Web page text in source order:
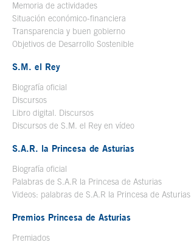
Memoria de actividades
Situación económico-financiera
Transparencia y buen gobierno
Objetivos de Desarrollo Sostenible
S.M. el Rey
Biografía oficial
Discursos
Libro digital. Discursos
Discursos de S.M. el Rey en vídeo
S.A.R. la Princesa de Asturias
Biografía oficial
Palabras de S.A.R la Princesa de Asturias
Videos: palabras de S.A.R la Princesa de Asturias
Premios Princesa de Asturias
Premiados